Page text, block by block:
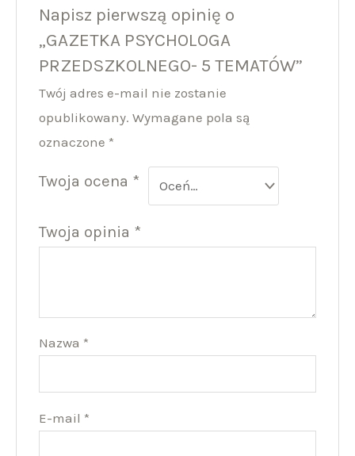
Napisz pierwszą opinię o
„GAZETKA PSYCHOLOGA
PRZEDSZKOLNEGO- 5 TEMATÓW”
Twój adres e-mail nie zostanie
opublikowany. Wymagane pola są
oznaczone *
Twoja ocena *
Twoja opinia *
Nazwa *
E-mail *